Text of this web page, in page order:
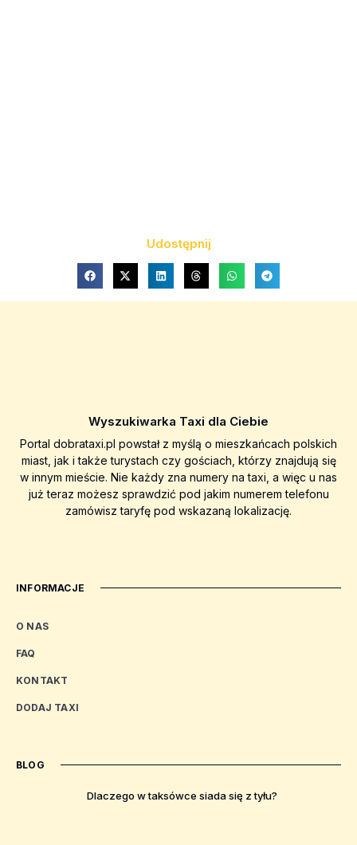
Udostępnij
Wyszukiwarka Taxi dla Ciebie
Portal dobrataxi.pl powstał z myślą o mieszkańcach polskich
miast, jak i także turystach czy gościach, którzy znajdują się
w innym mieście. Nie każdy zna numery na taxi, a więc u nas
już teraz możesz sprawdzić pod jakim numerem telefonu
zamówisz taryfę pod wskazaną lokalizację.
INFORMACJE
O NAS
FAQ
KONTAKT
DODAJ TAXI
BLOG
Dlaczego w taksówce siada się z tyłu?